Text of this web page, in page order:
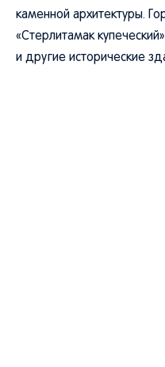
каменной архитектуры.
«Стерлитамак
и другие исторические